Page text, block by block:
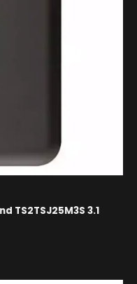
TS2TSJ25M3S 3.1